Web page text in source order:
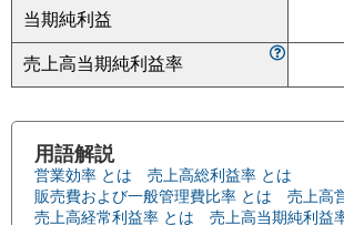
当期純利益
売上高当期純利益率
用語解説
営業効率 とは
売上高総利益率 とは
販売費および一般管理費比率 とは
売上高
売上高経常利益率 とは
売上高当期純利益